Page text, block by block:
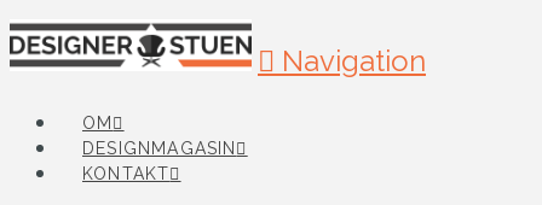
Navigation
OM
DESIGNMAGASIN
KONTAKT